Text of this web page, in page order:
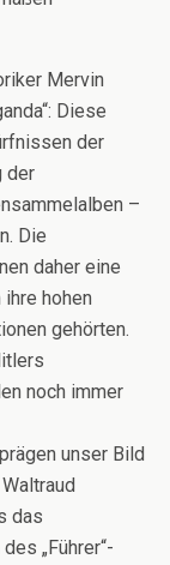
Mervin
Diese
der
der
–
Die
daher eine
hohen
gehörten.
noch immer
unser Bild
das
„Führer“-